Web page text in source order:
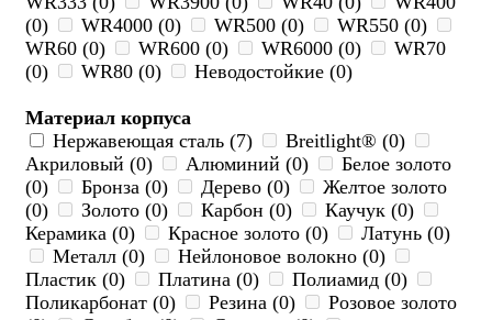
(0)
WR4000 (0) WR500 (0)
WR550 (0)
WR60 (0)
WR600 (0) WR6000 (0)
WR70
(0)
WR80 (0) Неводостойкие (0)
Материал корпуса
Нержавеющая сталь (7)
Breitlight® (0)
Акриловый (0)
Алюминий (0)
Белое золото
(0)
Бронза (0) Дерево (0)
Желтое золото
(0)
Золото (0) Карбон (0)
Каучук (0)
Керамика (0)
Красное золото (0)
Латунь (0)
Металл (0)
Нейлоновое волокно (0)
Пластик (0)
Платина (0)
Полиамид (0)
Поликарбонат (0)
Резина (0)
Розовое золото